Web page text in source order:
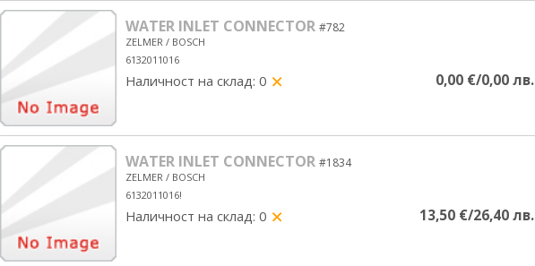
WATER INLET CONNECTOR #782
ZELMER / BOSCH
6132011016
Наличност на склад: 0 0,00 €/0,00 лв.
WATER INLET CONNECTOR #1834
ZELMER / BOSCH
6132011016!
Наличност на склад: 0 13,50 €/26,40 лв.